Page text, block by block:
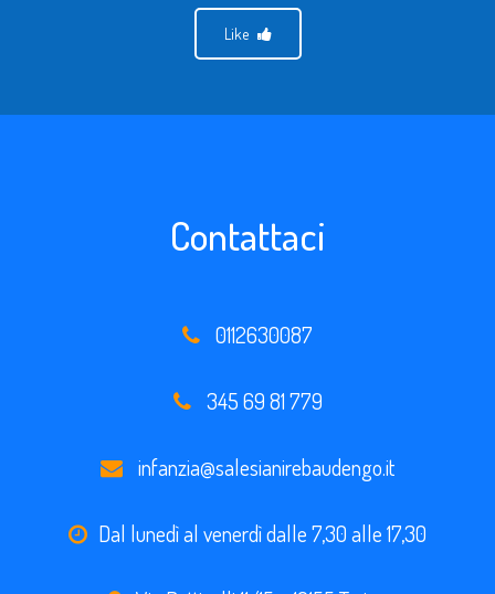
Like
Contattaci
0112630087
345 69 81 779
infanzia@salesianirebaudengo.it
Dal lunedì al venerdì dalle 7,30 alle 17,30